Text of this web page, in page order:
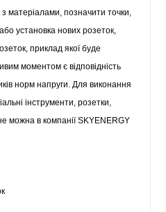
матеріалами, позначити точки,
установка нових розеток,
приклад якої буде
моментом є відповідність
норм напруги. Для виконання
інструменти, розетки,
можна в компанії SKYENERGY